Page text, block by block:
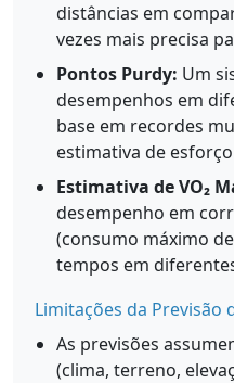
distâncias em
vezes mais precisa
Pontos Purdy: Um
desempenhos em
base em recordes
estimativa de
Estimativa de VO₂
desempenho em
(consumo máximo
tempos em
Limitações da Previsão
As previsões
(clima, terreno,